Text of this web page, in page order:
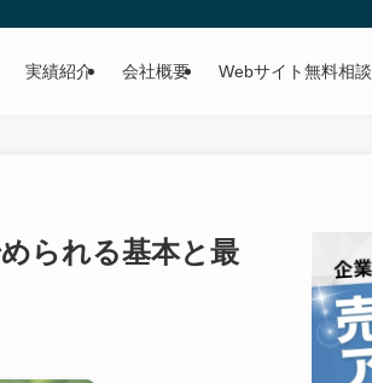
実績紹介 会社概要 Webサイト無料相談
られる基本と最